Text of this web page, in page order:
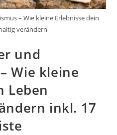
– Wie kleine Erlebnisse dein
verändern
und
Wie kleine
Leben
inkl. 17